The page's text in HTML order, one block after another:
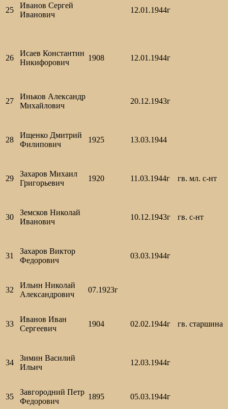
25
Иванов Сергей
Иванович
12.01.1944г
26
Исаев Константин
Никифорович
1908 12.01.1944г
27
Иньков Александр
Михайлович
20.12.1943г
28
Ищенко Дмитрий
Филипович
1925 13.03.1944
29
Захаров Михаил
Григорьевич
1920 11.03.1944г гв. мл. с-нт
30
Земсков Николай
Иванович
10.12.1943г гв. с-нт
31
Захаров Виктор
Федорович
03.03.1944г
32
Ильин Николай
Александрович
07.1923г
33
Иванов Иван
Сергеевич
1904 02.02.1944г гв. старшина
34
Зимин Василий
Ильич
12.03.1944г
35
Завгородний Петр
Федорович
1895 05.03.1944г